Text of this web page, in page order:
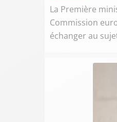
La Première
Commission
échanger au